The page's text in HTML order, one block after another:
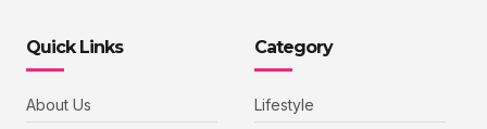
Quick Links
About Us
Category
Lifestyle